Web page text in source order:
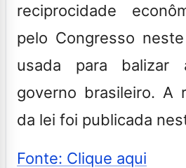
reciprocidade
pelo Congresso
usada para balizar
governo brasileiro. A
da lei foi publicada
Fonte: Clique aqui